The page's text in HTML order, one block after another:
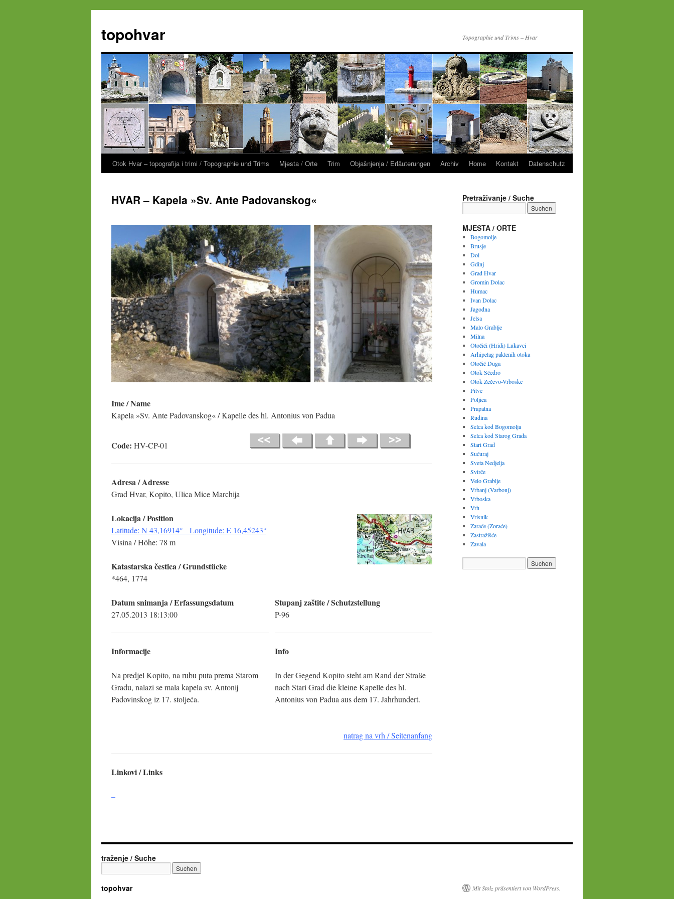
springen
topohvar Topographie und Trims – Hvar
Otok Hvar – topografija i trimi / Topographie und Trims Mjesta / Orte Trim Objašnjenja / Erläuterungen Archiv Home Kontakt Datenschutz
HVAR – Kapela »Sv. Ante Padovanskog«
Ime / Name
Kapela »Sv. Ante Padovanskog« / Kapelle des hl. Antonius von Padua
Code: HV-CP-01
Adresa / Adresse
Grad Hvar, Kopito, Ulica Mice Marchija
Lokacija / Position
Latitude: N 43,16914° Longitude: E 16,45243°
Visina / Höhe: 78 m
Katastarska čestica/ Grundstücke
*464, 1774
Datum snimanja / Erfassungsdatum
27.05.2013 18:13:00
Informacije
Na predjel Kopito, na rubu puta prema Starom
Gradu, nalazi se mala kapela sv. Antonij
Padovinskog iz 17. stoljeća.
Stupanj zaštite/ Schutzstellung
P-96
Info
In der Gegend Kopito steht am Rand der Straße
nach Stari Grad die kleine Kapelle des hl.
Antonius von Padua aus dem 17. Jahrhundert.
natrag na vrh / Seitenanfang
Linkovi / Links
–
Pretraživanje / Suche
MJESTA / ORTE
Bogomolje
Brusje
Dol
Gdinj
Grad Hvar
Gromin Dolac
Humac
Ivan Dolac
Jagodna
Jelsa
Malo Grablje
Milna
Otočići (Hridi) Lukavci
Arhipelag paklenih otoka
Otočić Duga
Otok Šćedro
Otok Zečevo-Vrboske
Pitve
Poljica
Prapatna
Rudina
Selca kod Bogomolja
Selca kod Starog Grada
Stari Grad
Sućuraj
Sveta Nedjelja
Svirče
Velo Grablje
Vrbanj (Varbonj)
Vrboska
Vrh
Vrisnik
Zaraće (Zoraće)
Zastražišće
Zavala
traženje / Suche
topohvar Mit Stolz präsentiert von WordPress.